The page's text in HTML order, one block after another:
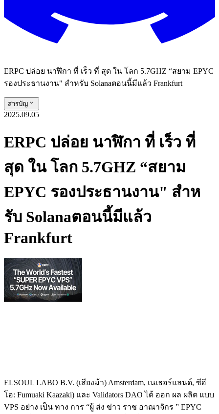
ERPC ปล่อย นาฬิกา ที่ เร็ว ที่ สุด ใน โลก 5.7GHZ “สยาม EPYC
รองประธานงาน" สําหรับ Solanaตอนนี้มีแล้ว Frankfurt
สารบัญ
2025.09.05
ERPC ปล่อย นาฬิกา ที่ เร็ว ที่
สุด ใน โลก 5.7GHZ “สยาม
EPYC รองประธานงาน" สําห
รับ Solanaตอนนี้มีแล้ว
Frankfurt
ELSOUL LABO B.V. (เสียงม้า) Amsterdam, เนเธอร์แลนด์, ซีอี
โอ: Fumuaki Kaazaki) และ Validators DAO ได้ ออก ผล ผลิต แบบ
VPS อย่าง เป็น ทาง การ “ผู้ ส่ง ข่าว ราช อาณาจักร ” EPYC